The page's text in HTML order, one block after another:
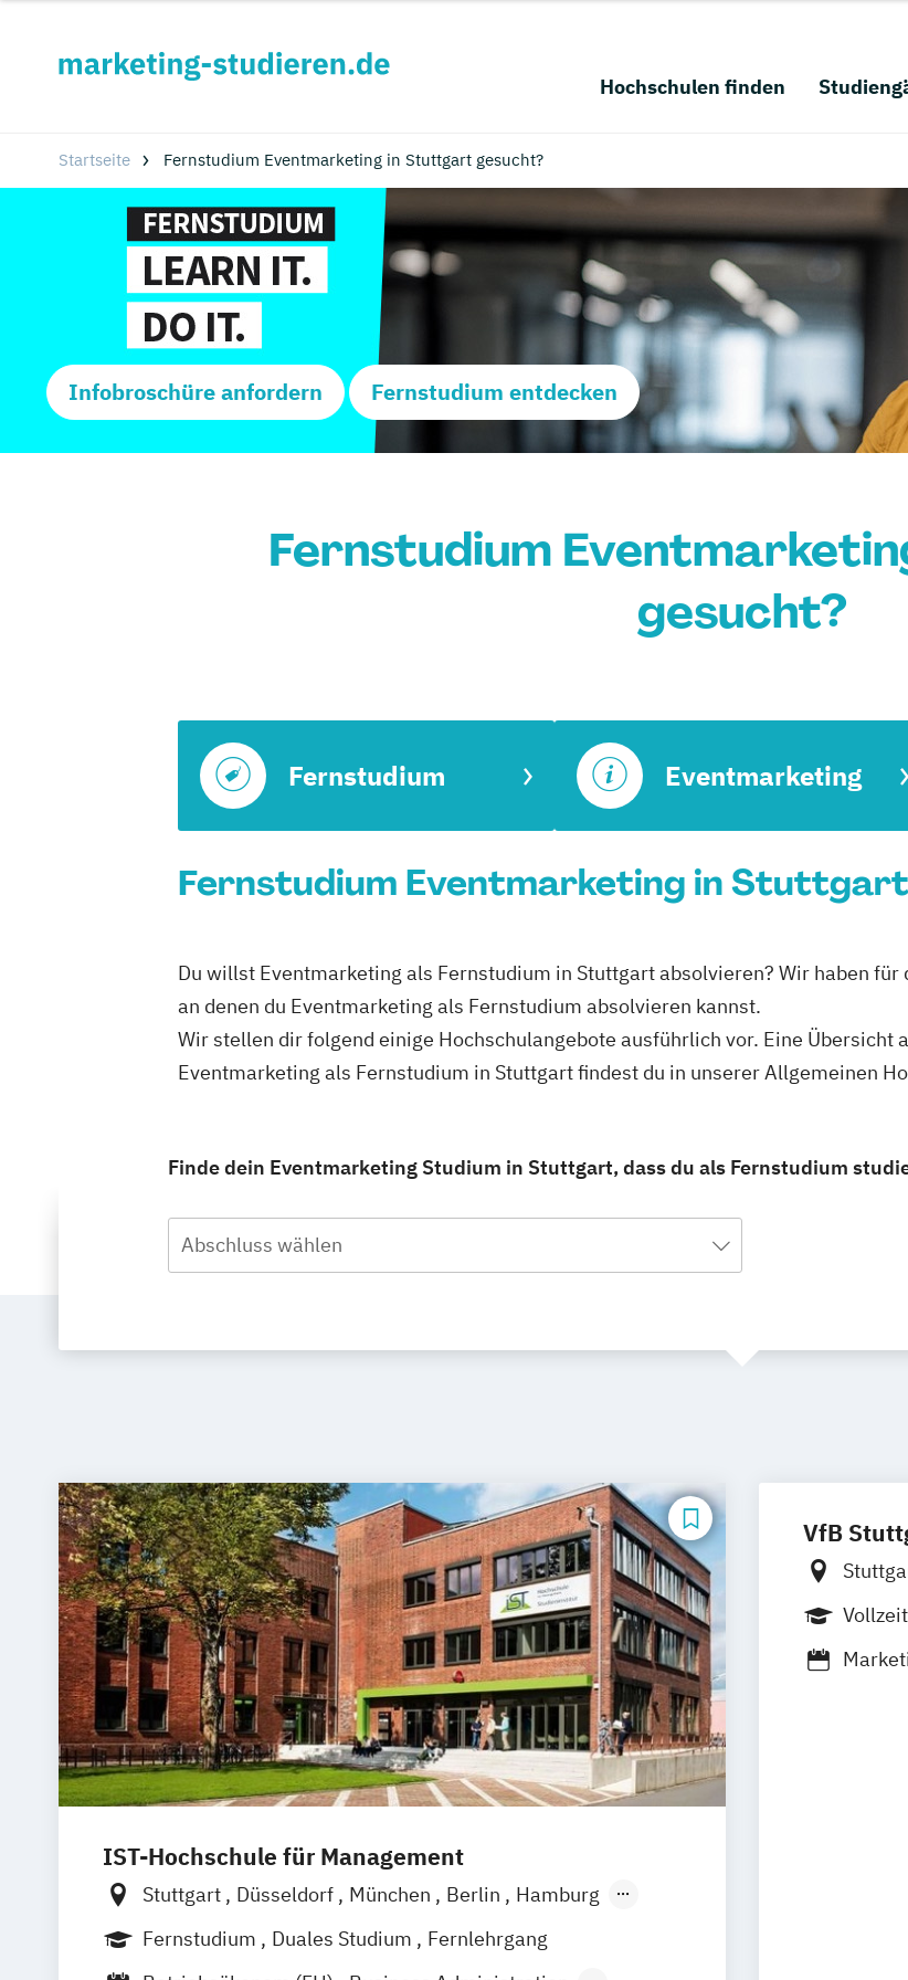
Hochschulen finden
Startseite Fernstudium Eventmarketing in Stuttgart gesucht?
Infobroschüre anfordern Fernstudium entdecken
Fernstudium
gesucht?
Fernstudium Eventmarketing
Fernstudium Eventmarketing in
Du willst Eventmarketing als Fernstudium in Stuttgart absolvieren? Wir haben
an denen du Eventmarketing als Fernstudium absolvieren kannst.
Wir stellen dir folgend einige Hochschulangebote ausführlich vor. Eine Übersicht
Eventmarketing als Fernstudium in Stuttgart findest du in unserer Allgemeinen
Finde dein Eventmarketing Studium in Stuttgart, dass du als Fernstudium
Abschluss wählen
IST-Hochschule für Management
Stuttgart Düsseldorf München Berlin
Hamburg
Weil am Rhein
Frankfurt am Main Essen
Linz
Fernstudium Duales Studium
Fernlehrgang
VfB
Vollzeit
Duales